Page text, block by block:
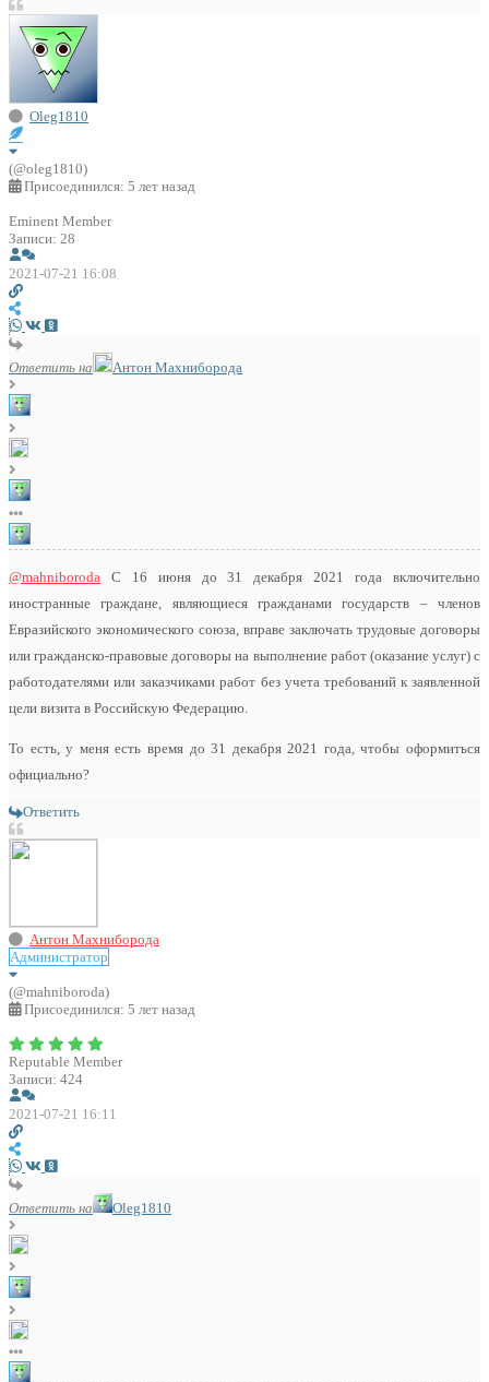
Oleg1810
(@oleg1810)
Присоединился: 5 лет назад
Eminent Member
Записи: 28
2021-07-21 16:08
Ответить на Антон Махниборода
@mahniboroda
С 16 июня до 31 декабря 2021 года включительно
иностранные граждане, являющиеся гражданами государств – членов
Евразийского экономического союза, вправе заключать трудовые договоры
или гражданско-правовые договоры на выполнение работ (оказание услуг) с
работодателями или заказчиками работ без учета требований к заявленной
цели визита в Российскую Федерацию.
То есть, у меня есть время до 31 декабря 2021 года, чтобы оформиться
официально?
Ответить
Антон Махниборода
Администратор
(@mahniboroda)
Присоединился: 5 лет назад
Reputable Member
Записи: 424
2021-07-21 16:11
Ответить на Oleg1810